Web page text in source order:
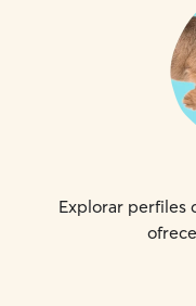
Explorar perfiles